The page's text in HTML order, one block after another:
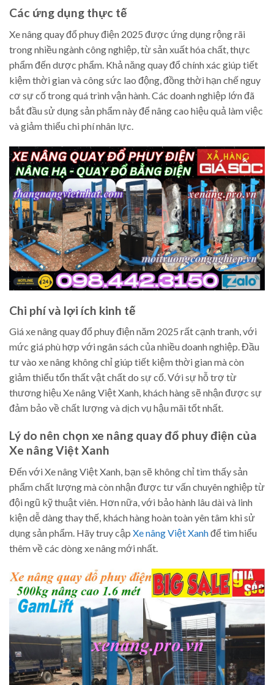
Các ứng dụng thực tế
Xe nâng quay đổ phuy điện 2025 được ứng dụng rộng rãi
trong nhiều ngành công nghiệp, từ sản xuất hóa chất, thực
phẩm đến dược phẩm. Khả năng quay đổ chính xác giúp tiết
kiệm thời gian và công sức lao động, đồng thời hạn chế nguy
cơ sự cố trong quá trình vận hành. Các doanh nghiệp lớn đã
bắt đầu sử dụng sản phẩm này để nâng cao hiệu quả làm việc
và giảm thiểu chi phí nhân lực.
Chi phí và lợi ích kinh tế
Giá xe nâng quay đổ phuy điện năm 2025 rất cạnh tranh, với
mức giá phù hợp với ngân sách của nhiều doanh nghiệp. Đầu
tư vào xe nâng không chỉ giúp tiết kiệm thời gian mà còn
giảm thiểu tổn thất vật chất do sự cố. Với sự hỗ trợ từ
thương hiệu Xe nâng Việt Xanh, khách hàng sẽ nhận được sự
đảm bảo về chất lượng và dịch vụ hậu mãi tốt nhất.
Lý do nên chọn xe nâng quay đổ phuy điện của
Xe nâng Việt Xanh
Đến với Xe nâng Việt Xanh, bạn sẽ không chỉ tìm thấy sản
phẩm chất lượng mà còn nhận được tư vấn chuyên nghiệp từ
đội ngũ kỹ thuật viên. Hơn nữa, với bảo hành lâu dài và linh
kiện dễ dàng thay thế, khách hàng hoàn toàn yên tâm khi sử
dụng sản phẩm. Hãy truy cập Xe nâng Việt Xanhđể tìm hiểu
thêm về các dòng xe nâng mới nhất.